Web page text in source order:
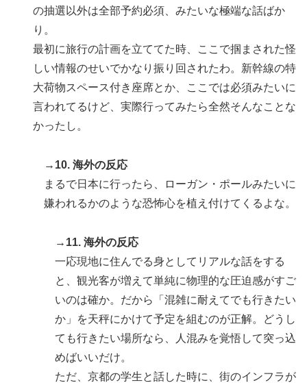
の抽選以外は全部予約必須、みたいな極端な話ばか
り。
最初に旅行の計画を立ててた時、ここで掴まされた怪
しい情報のせいでかなり振り回されたわ。新幹線の特
大荷物スペース付き座席とか、ここでは必須みたいに
言われてるけど、実際行ってみたら全然そんなことな
かったし。
→10. 海外の反応
まるで日本に行ったら、ローガン・ポールみたいに
嫌われるかのような恐怖心を植え付けてくるよな。
→11. 海外の反応
一応現地に住んでる身としてリアルな話をする
と、観光客が増えて単純に物理的な圧迫感がすご
いのは確か。だから「混雑に耐えてでも行きたい
か」を天秤にかけて予定を組むのが正解。どうし
ても行きたい場所なら、人混みを覚悟して突っ込
めばいいだけ。
ただ、京都の学生と話した時に、街のインフラが